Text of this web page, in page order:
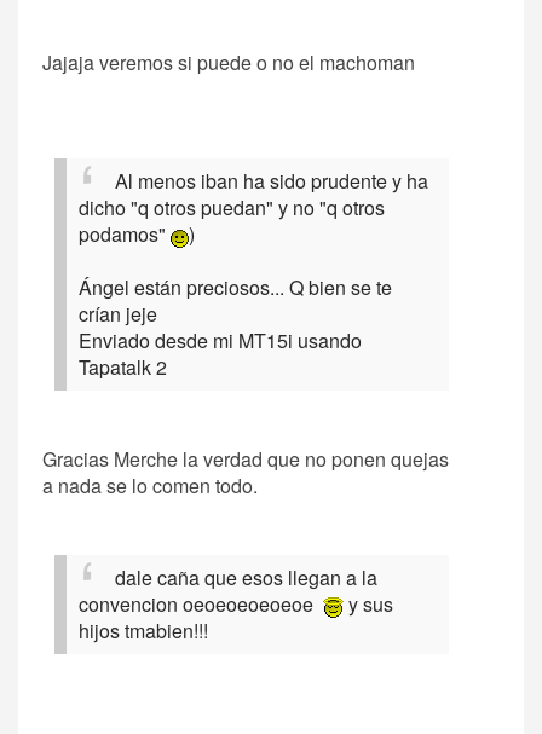
Jajaja veremos si puede o no el machoman
Al menos iban ha sido prudente y ha
dicho "q otros puedan" y no "q otros
podamos"
)
Ángel están preciosos... Q bien se te
crían jeje
Enviado desde mi MT15i usando
Tapatalk 2
Gracias Merche la verdad que no ponen quejas
a nada se lo comen todo.
dale caña que esos llegan a la
convencion oeoeoeoeoeoe
y sus
hijos tmabien!!!